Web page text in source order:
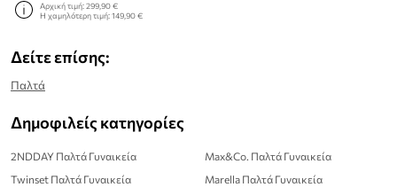
Αρχική τιμή:299,90 €
Η χαμηλότερη τιμή:149,90 €
Δείτε επίσης:
Παλτά
Δημοφιλείς κατηγορίες
2NDDAY Παλτά Γυναικεία
Twinset Παλτά Γυναικεία
Max&Co. Παλτά Γυναικεία
Marella Παλτά Γυναικεία